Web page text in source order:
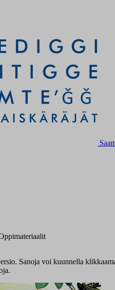
Sanoja voi kuunnella